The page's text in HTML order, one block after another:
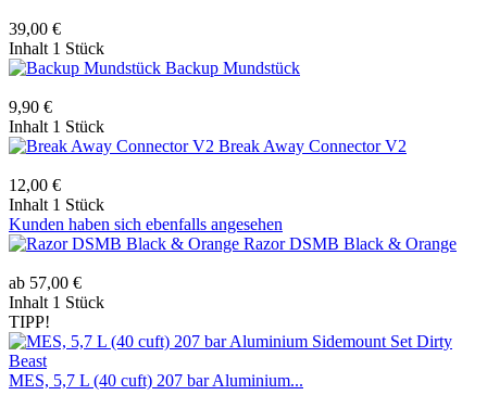
39,00 €
Inhalt 1 Stück
Backup Mundstück
9,90 €
Inhalt 1 Stück
Break Away Connector V2
12,00 €
Inhalt 1 Stück
Kunden haben sich ebenfalls angesehen
Razor DSMB Black & Orange
ab 57,00 €
Inhalt 1 Stück
TIPP!
MES, 5,7 L (40 cuft) 207 bar Aluminium...